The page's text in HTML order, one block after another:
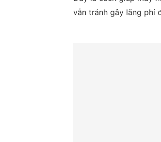
vẫn tránh gây lãng phí